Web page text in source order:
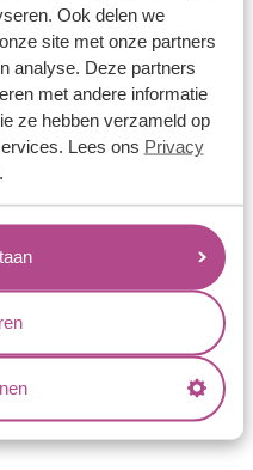
Ook delen we
site met onze partners
analyse. Deze partners
met andere informatie
ze hebben verzameld op
Lees ons Privacy